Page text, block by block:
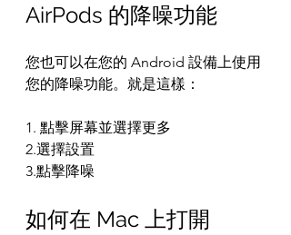
AirPods 的降噪功能
您也可以在您的 Android 設備上使用
您的降噪功能。就是這樣：
1. 點擊屏幕並選擇更多
2.選擇設置
3.點擊降噪
如何在 Mac 上打開